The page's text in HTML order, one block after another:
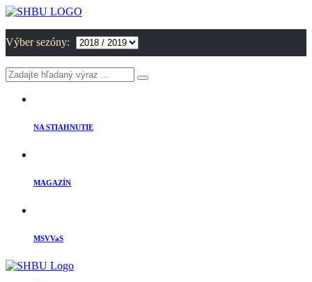
Výber sezóny:
NA STIAHNUTIE
MAGAZÍN
MSVVaS